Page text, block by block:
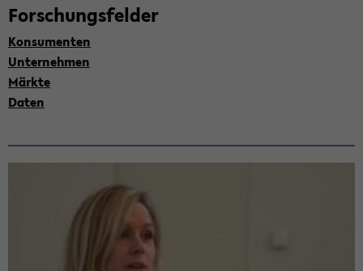
For­schungs­fel­der
Kon­su­men­ten
Un­ter­neh­men
Märk­te
Daten